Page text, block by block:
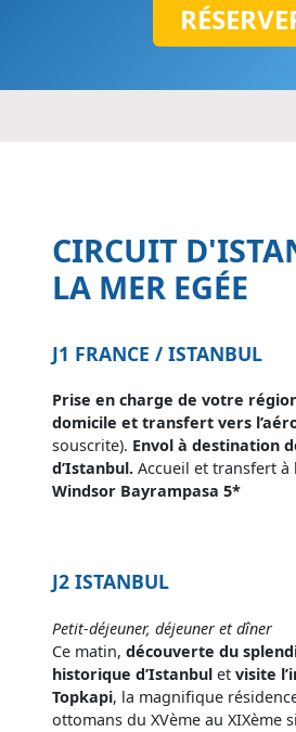
CIRCUIT
LA MER EGÉE
J1 FRANCE / ISTANBUL
Prise en charge de votre
domicile et transfert vers
souscrite). Envol à destination
d’Istanbul. Accueil et transfert à
Windsor Bayrampasa 5*
J2 ISTANBUL
Petit-déjeuner, déjeuner et dîner
Ce matin, découverte du
historique d’Istanbul et visite
Topkapi, la magnifique
ottomans du XVème au XIXème